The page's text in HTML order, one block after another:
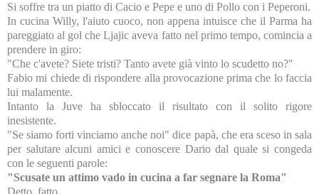
Si soffre tra un piatto di Cacio e Pepe e uno di Pollo con i Peperoni.
In cucina Willy, l'aiuto cuoco, non appena intuisce che il Parma ha
pareggiato al gol che Ljajic aveva fatto nel primo tempo, comincia a
prendere in giro:
"Che c'avete? Siete tristi? Tanto avete già vinto lo scudetto no?"
Fabio mi chiede di rispondere alla provocazione prima che lo faccia
lui malamente.
Intanto la Juve ha sbloccato il risultato con il solito rigore
inesistente.
"Se siamo forti vinciamo anche noi" dice papà, che era sceso in sala
per salutare alcuni amici e conoscere Dario dal quale si congeda
con le seguenti parole:
"Scusate un attimo vado in cucina a far segnare la Roma"